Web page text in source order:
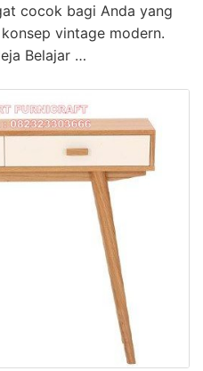
cocok bagi Anda yang
vintage modern.
Belajar …